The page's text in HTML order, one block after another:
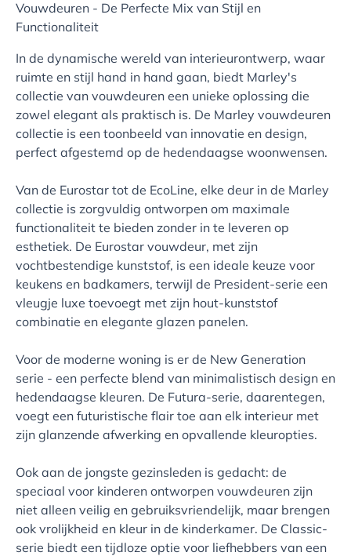
Vouwdeuren - De Perfecte Mix van Stijl en
Functionaliteit
In de dynamische wereld van interieurontwerp, waar
ruimte en stijl hand in hand gaan, biedt Marley's
collectie van vouwdeuren een unieke oplossing die
zowel elegant als praktisch is. De Marley vouwdeuren
collectie is een toonbeeld van innovatie en design,
perfect afgestemd op de hedendaagse woonwensen.
Van de Eurostar tot de EcoLine, elke deur in de Marley
collectie is zorgvuldig ontworpen om maximale
functionaliteit te bieden zonder in te leveren op
esthetiek. De Eurostar vouwdeur, met zijn
vochtbestendige kunststof, is een ideale keuze voor
keukens en badkamers, terwijl de President-serie een
vleugje luxe toevoegt met zijn hout-kunststof
combinatie en elegante glazen panelen.
Voor de moderne woning is er de New Generation
serie - een perfecte blend van minimalistisch design en
hedendaagse kleuren. De Futura-serie, daarentegen,
voegt een futuristische flair toe aan elk interieur met
zijn glanzende afwerking en opvallende kleuropties.
Ook aan de jongste gezinsleden is gedacht: de
speciaal voor kinderen ontworpen vouwdeuren zijn
niet alleen veilig en gebruiksvriendelijk, maar brengen
ook vrolijkheid en kleur in de kinderkamer. De Classic-
serie biedt een tijdloze optie voor liefhebbers van een